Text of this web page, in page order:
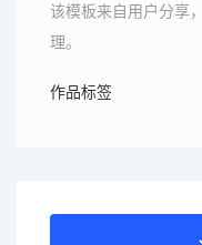
该模板来自用户分享
理。
作品标签